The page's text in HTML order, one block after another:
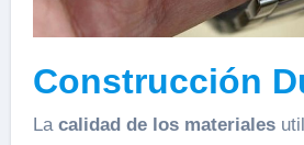
Construcción
La calidad de los materiales